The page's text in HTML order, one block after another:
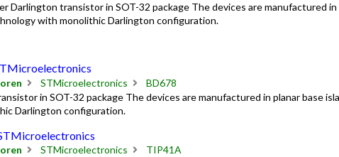
Darlington transistor in SOT-32 package The devices are manufactured in
with monolithic Darlington configuration.
STMicroelectronics
BD678
in SOT-32 package The devices are manufactured in planar base
Darlington configuration.
STMicroelectronics
TIP41A